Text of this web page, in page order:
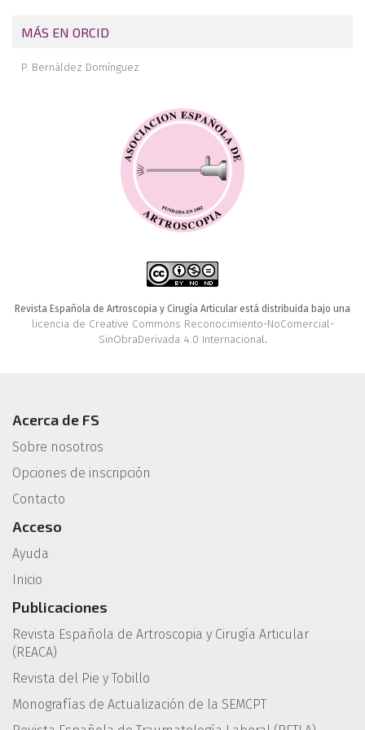
MÁS EN ORCID
P. Bernáldez Domínguez
Revista Española de Artroscopia y Cirugía Articular está distribuida bajo una
licencia de Creative Commons Reconocimiento-NoComercial-
SinObraDerivada 4.0 Internacional.
Acerca de FS
Sobre nosotros
Opciones de inscripción
Contacto
Acceso
Ayuda
Inicio
Publicaciones
Revista Española de Artroscopia y Cirugía Articular
(REACA)
Revista del Pie y Tobillo
Monografías de Actualización de la SEMCPT